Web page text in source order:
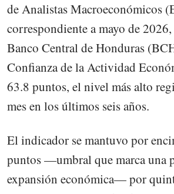
de Analistas Macroeconómicos
correspondiente a mayo de
Banco Central de Honduras
Confianza de la Actividad
63.8 puntos, el nivel más alto
mes en los últimos seis años.
El indicador se mantuvo por
puntos —umbral que marca una
expansión económica— por